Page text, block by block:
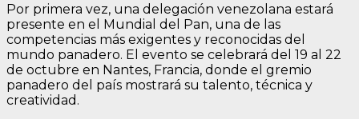
Por primera vez, una delegación venezolana estará
presente en el Mundial del Pan, una de las
competencias más exigentes y reconocidas del
mundo panadero. El evento se celebrará del 19 al 22
de octubre en Nantes, Francia, donde el gremio
panadero del país mostrará su talento, técnica y
creatividad.